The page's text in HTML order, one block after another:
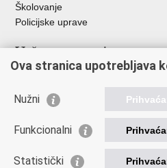
Školovanje
Policijske uprave
Važne poveznice
Ministarstvo unutarnjih poslova
Muzej policije
Centar za mentalno zdravlje
Centar za forenzična ispitivanja,
Ova stranica upotrebljava
Nužni
Funkcionalni
Statistički